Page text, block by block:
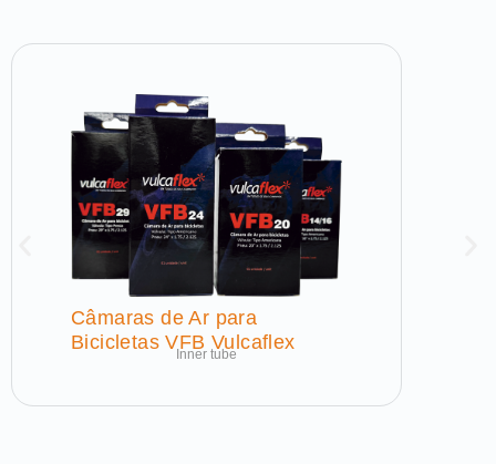
Câmaras de Ar para
Bicicletas VFB Vulcaflex
Inner tube